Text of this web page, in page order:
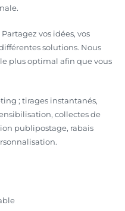
vos idées, vos
solutions. Nous
plus optimal afin que vous
; tirages instantanés,
collectes de
publipostage, rabais